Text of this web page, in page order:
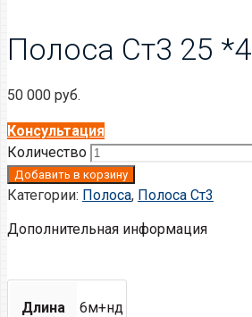
Полоса Ст3 25 *4
50 000 руб.
Консультация
Количество
Добавить в корзину
Категории: Полоса, Полоса Ст3
Дополнительная информация
Длина 6м+нд